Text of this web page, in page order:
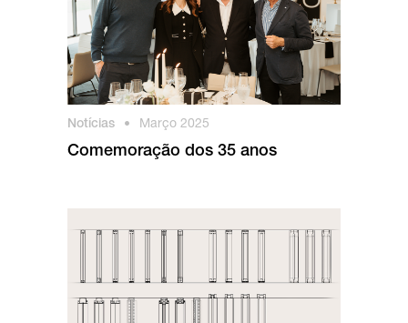
Notícias • Março 2025
Comemoração dos 35 anos